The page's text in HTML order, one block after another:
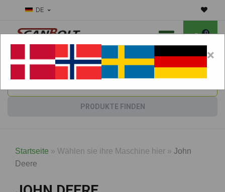
DE
0
Benötigen Sie Hilfe bei Verschleißteilen?Maschine wählen:
PRODUKTE FINDEN
Startseite » Wählen sie ihre Maschine hier » John
Deere
×